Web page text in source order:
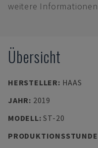
weitere
Übersicht
HERSTELLER: HAAS
JAHR: 2019
MODELL:ST-20